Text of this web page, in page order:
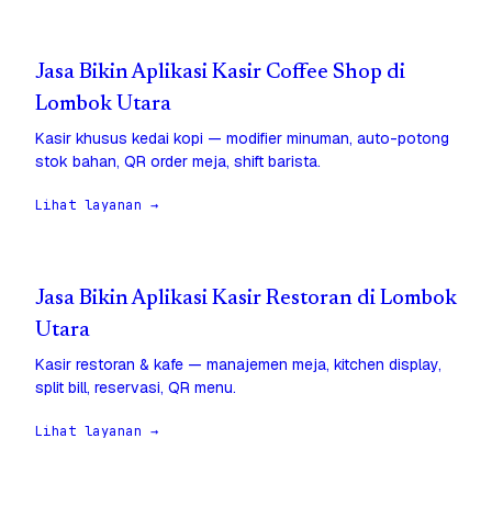
Jasa Bikin Aplikasi Kasir Coffee Shop di
Lombok Utara
Kasir khusus kedai kopi — modifier minuman, auto-potong
stok bahan, QR order meja, shift barista.
Lihat layanan →
Jasa Bikin Aplikasi Kasir Restoran di Lombok
Utara
Kasir restoran & kafe — manajemen meja, kitchen display,
split bill, reservasi, QR menu.
Lihat layanan →